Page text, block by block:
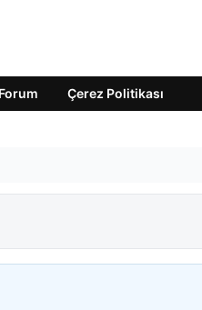
Forum Çerez Politikası